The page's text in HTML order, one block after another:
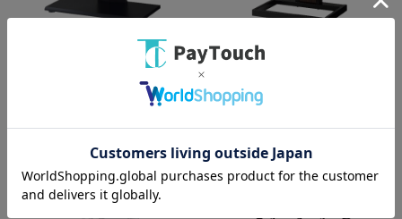
HAMILeX ～65V型対応 壁寄スタン
ド KF-860 【配送時間指定不可】
(本州四国九州限定)[直送商品]
[直送10]<BR>出荷目安：6～10日
(土・日・祝日 除く)
ド KF-240B 【配送時間指定不可】
(本州四国九州限定)[直送商品]
[直送10]<BR>出荷目安：6～10日
(土・日・祝日 除く)
￥22,900